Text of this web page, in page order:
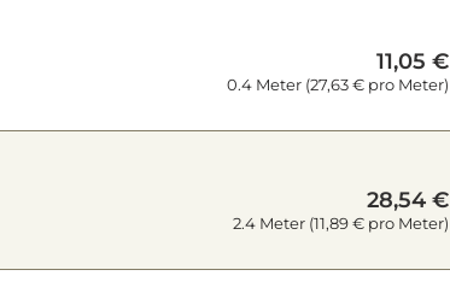
11,05 €
0.4 Meter (27,63 € pro Meter)
28,54 €
2.4 Meter (11,89 € pro Meter)